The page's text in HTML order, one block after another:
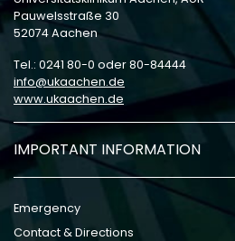
Pauwelsstraße 30
52074 Aachen
Tel.: 0241 80-0 oder 80-84444
info
ukaachen de
www.ukaachen.de
IMPORTANT INFORMATION
Emergency
Contact & Directions